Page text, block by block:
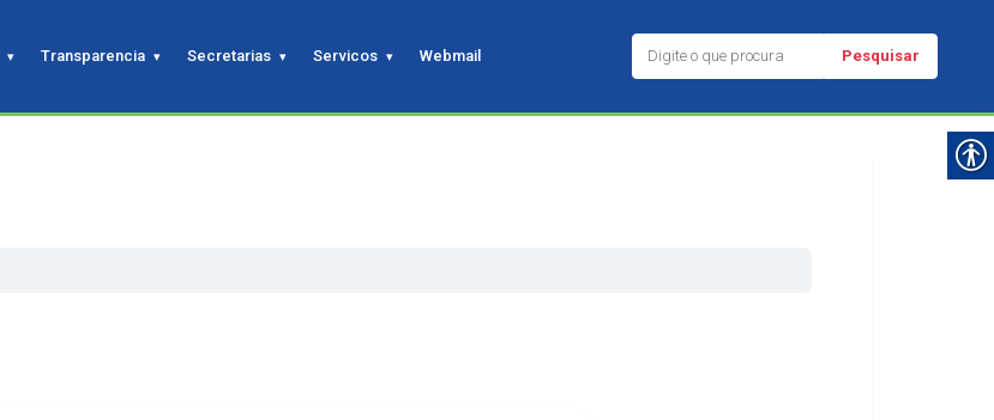
Transparencia Secretarias Servicos Webmail Pesquisar